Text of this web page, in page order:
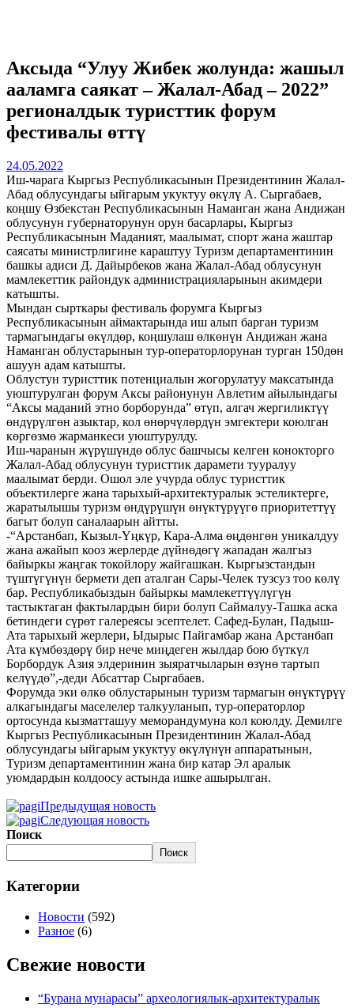
Аксыда “Улуу Жибек жолунда: жашыл
ааламга саякат – Жалал-Абад – 2022”
регионалдык туристтик форум
фестивалы өттү
24.05.2022
Иш-чарага Кыргыз Республикасынын Президентинин Жалал-
Абад облусундагы ыйгарым укуктуу өкүлү А. Сыргабаев,
коңшу Өзбекстан Республикасынын Наманган жана Андижан
облусунун губернаторунун орун басарлары, Кыргыз
Республикасынын Маданият, маалымат, спорт жана жаштар
саясаты министрлигине караштуу Туризм департаментинин
башкы адиси Д. Дайырбеков жана Жалал-Абад облусунун
мамлекеттик райондук администрацияларынын акимдери
катышты.
Мындан сырткары фестиваль форумга Кыргыз
Республикасынын аймактарында иш алып барган туризм
тармагындагы өкүлдөр, коңшулаш өлкөнүн Андижан жана
Наманган облустарынын тур-операторлорунан турган 150дөн
ашуун адам катышты.
Облустун туристтик потенциалын жогорулатуу максатында
уюштурулган форум Аксы районунун Авлетим айылындагы
“Аксы маданий этно борборунда” өтүп, алгач жергиликтүү
өндүрүлгөн азыктар, кол өнөрчүлөрдүн эмгектери коюлган
көргөзмө жарманкеси уюштурулду.
Иш-чаранын жүрүшүндө облус башчысы келген конокторго
Жалал-Абад облусунун туристтик дарамети тууралуу
маалымат берди. Ошол эле учурда облус туристтик
объектилерге жана тарыхый-архитектуралык эстеликтерге,
жаратылышы туризм өндүрүшүн өнүктүрүүгө приоритеттүү
багыт болуп саналаарын айтты.
-“Арстанбап, Кызыл-Үңкүр, Кара-Алма өңдөнгөн уникалдуу
жана ажайып кооз жерлерде дүйнөдөгү жападан жалгыз
байыркы жаңгак токойлору жайгашкан. Кыргызстандын
түштүгүнүн бермети деп аталган Сары-Челек тузсуз тоо көлү
бар. Республикабыздын байыркы мамлекеттүүлүгүн
тастыктаган фактылардын бири болуп Саймалуу-Ташка аска
бетиндеги сүрөт галереясы эсептелет. Сафед-Булан, Падыш-
Ата тарыхый жерлери, Ыдырыс Пайгамбар жана Арстанбап
Ата күмбөздөрү бир нече миңдеген жылдар бою бүткүл
Борбордук Азия элдеринин зыяратчыларын өзүнө тартып
келүүдө”,‐деди Абсаттар Сыргабаев.
Форумда эки өлкө облустарынын туризм тармагын өнүктүрүү
алкагындагы маселелер талкууланып, тур-операторлор
ортосунда кызматташуу меморандумуна кол коюлду. Демилге
Кыргыз Республикасынын Президентинин Жалал-Абад
облусундагы ыйгарым укуктуу өкүлүнүн аппаратынын,
Туризм департаментинин жана бир катар Эл аралык
уюмдардын колдоосу астында ишке ашырылган.
Предыдущая новость
Следующая новость
Поиск
Поиск
Категории
Новости (592)
Разное (6)
Свежие новости
“Бурана мунарасы” археологиялык-архитектуралык